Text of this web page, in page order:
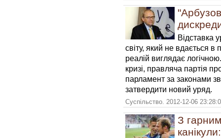
Відставка
світу, який не вдається в
реалій виглядає
кризі, правляча партія
парламент за законами
затвердити новий уряд.
Суспільство. 2012-12-06
З